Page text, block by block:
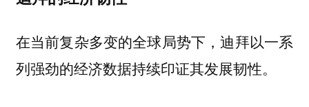
在当前复杂多变的全球局势下，迪拜以一系
列强劲的经济数据持续印证其发展韧性。